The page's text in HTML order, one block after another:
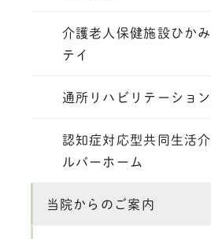
介護老人保健施設ひか
テイ
通所リハビリテーショ
認知症対応型共同生活
ルバーホーム
当院からのご案内